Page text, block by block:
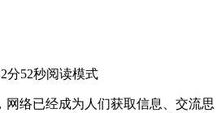
分52秒阅读模式
网络已经成为人们获取信息、交流思